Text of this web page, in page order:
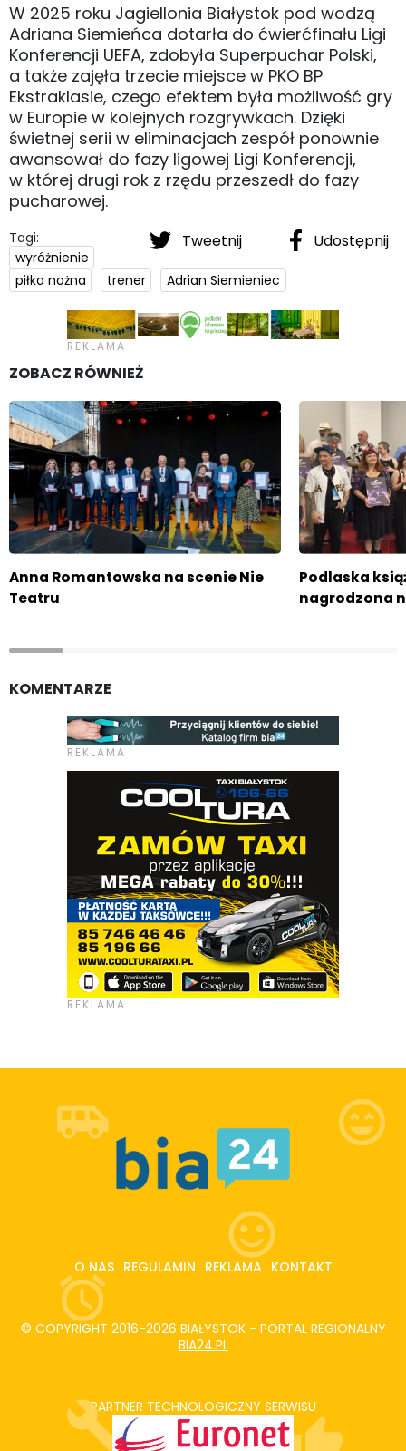
W 2025 roku Jagiellonia Białystok pod wodzą
Adriana Siemieńca dotarła do ćwierćfinału Ligi
Konferencji UEFA, zdobyła Superpuchar Polski,
a także zajęła trzecie miejsce w PKO BP
Ekstraklasie, czego efektem była możliwość gry
w Europie w kolejnych rozgrywkach. Dzięki
świetnej serii w eliminacjach zespół ponownie
awansował do fazy ligowej Ligi Konferencji,
w której drugi rok z rzędu przeszedł do fazy
pucharowej.
Tweetnij Udostępnij
Tagi:
wyróżnienie
piłka nożna
trener Adrian Siemieniec
ZOBACZ RÓWNIEŻ
Anna Romantowska na scenie Nie
Teatru
Podlaska
nagrodzona
KOMENTARZE
O NAS REGULAMIN REKLAMA KONTAKT
© COPYRIGHT 2016-2026 BIAŁYSTOK - PORTAL REGIONALNY
BIA24.PL
PARTNER TECHNOLOGICZNY SERWISU